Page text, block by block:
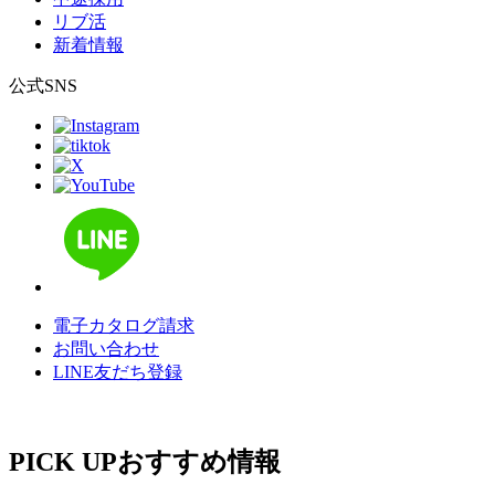
リブ活
新着情報
公式SNS
電子カタログ請求
お問い合わせ
LINE友だち登録
PICK UPおすすめ情報